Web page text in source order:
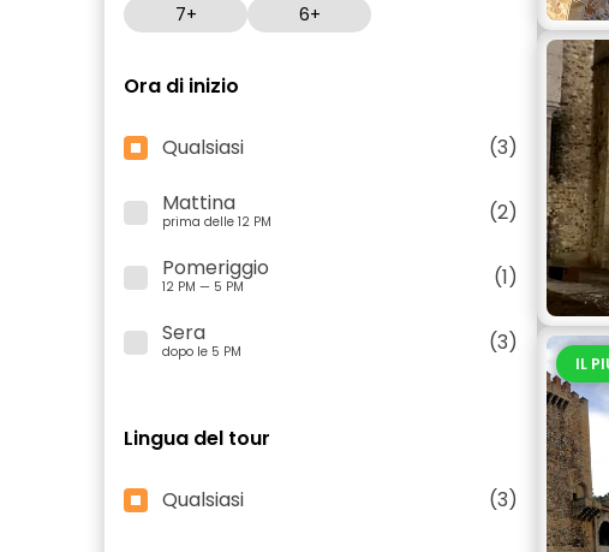
7+
6+
Ora di inizio
Qualsiasi
(3)
Mattina
prima delle 12 PM
(2)
Pomeriggio
12 PM — 5 PM
(1)
Sera
dopo le 5 PM (3)
Lingua del tour
Qualsiasi (3)
IL